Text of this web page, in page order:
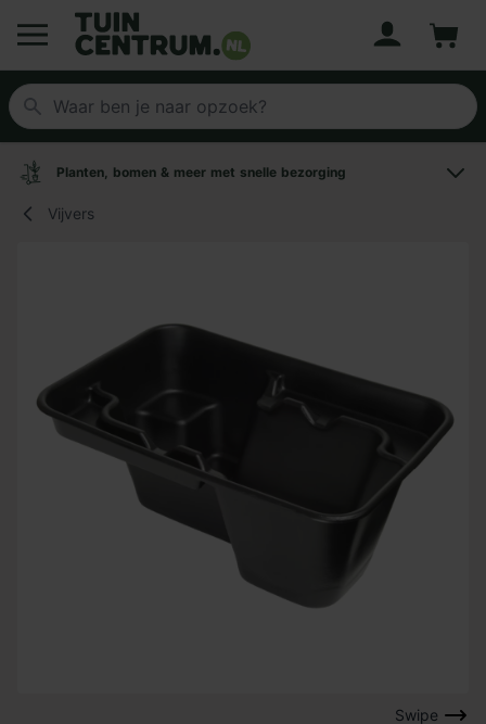
Logo Tuincentrum.nl
Planten, bomen & meer met snelle bezorging
Vijvers
Swipe